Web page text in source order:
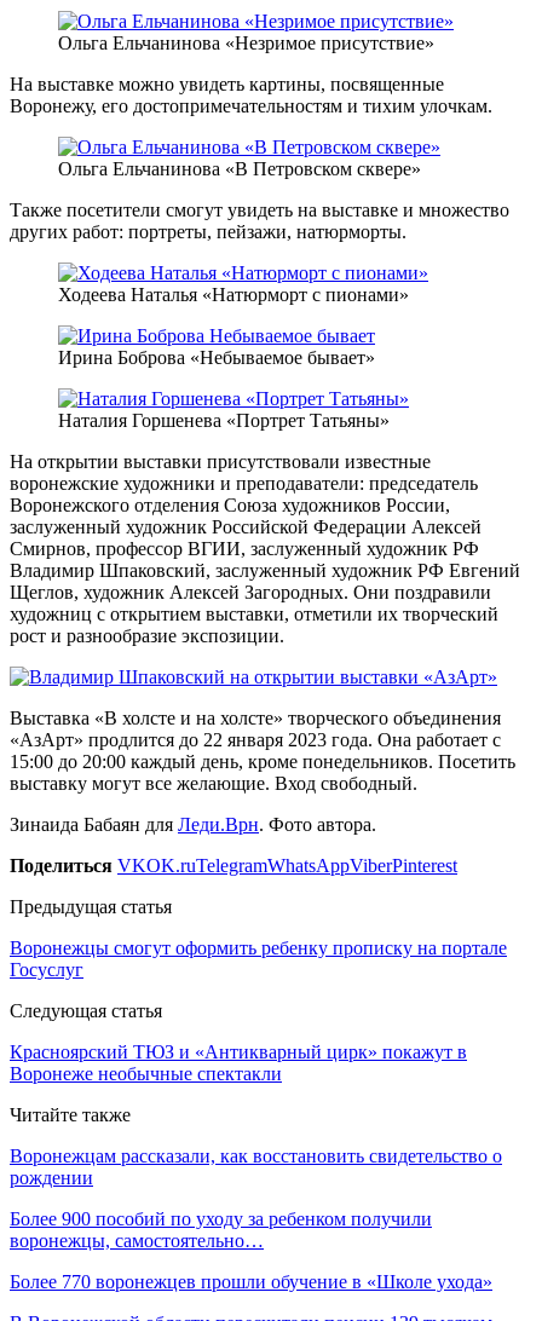
Ольга Ельчанинова «Незримое присутствие»
На выставке можно увидеть картины, посвященные
Воронежу, его достопримечательностям и тихим улочкам.
Ольга Ельчанинова «В Петровском сквере»
Также посетители смогут увидеть на выставке и множество
других работ: портреты, пейзажи, натюрморты.
Ходеева Наталья «Натюрморт с пионами»
Ирина Боброва «Небываемое бывает»
Наталия Горшенева «Портрет Татьяны»
На открытии выставки присутствовали известные
воронежские художники и преподаватели: председатель
Воронежского отделения Союза художников России,
заслуженный художник Российской Федерации Алексей
Смирнов, профессор ВГИИ, заслуженный художник РФ
Владимир Шпаковский, заслуженный художник РФ Евгений
Щеглов, художник Алексей Загородных. Они поздравили
художниц с открытием выставки, отметили их творческий
рост и разнообразие экспозиции.
Выставка «В холсте и на холсте» творческого объединения
«АзАрт» продлится до 22 января 2023 года. Она работает с
15:00 до 20:00 каждый день, кроме понедельников. Посетить
выставку могут все желающие. Вход свободный.
Зинаида Бабаян для Леди.Врн. Фото автора.
Поделиться VKOK.ruTelegramWhatsAppViberPinterest
Предыдущая статья
Воронежцы смогут оформить ребенку прописку на портале
Госуслуг
Следующая статья
Красноярский ТЮЗ и «Антикварный цирк» покажут в
Воронеже необычные спектакли
Читайте также
Воронежцам рассказали, как восстановить свидетельство о
рождении
Более 900 пособий по уходу за ребенком получили
воронежцы, самостоятельно…
Более 770 воронежцев прошли обучение в «Школе ухода»